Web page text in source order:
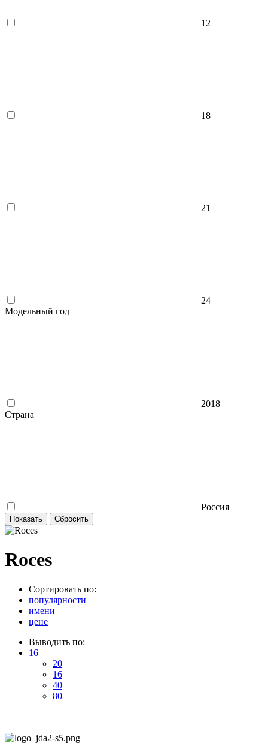
12
18
21
24
Модельный год
2018
Страна
Россия
Roces
Сортировать по:
популярности
имени
цене
Выводить по:
16
20
16
40
80